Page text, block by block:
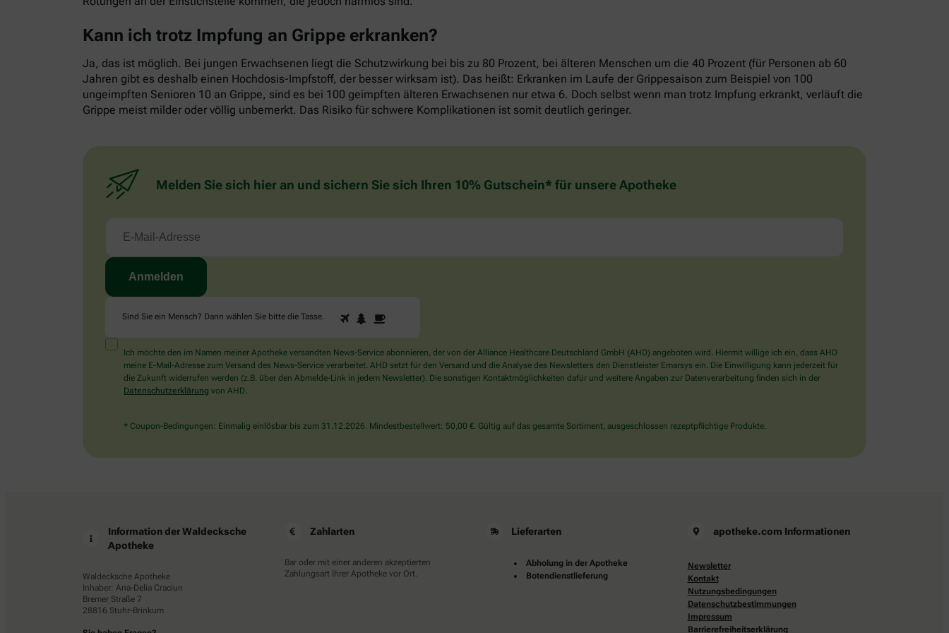
Kann ich trotz Impfung an Grippe erkranken?
Ja, das ist möglich. Bei jungen Erwachsenen liegt die Schutzwirkung bei bis zu 80 Prozent, bei älteren Menschen um die 40 Prozent (für Personen ab 60
Jahren gibt es deshalb einen Hochdosis-Impfstoff, der besser wirksam ist). Das heißt: Erkranken im Laufe der Grippesaison zum Beispiel von 100
ungeimpften Senioren 10 an Grippe, sind es bei 100 geimpften älteren Erwachsenen nur etwa 6. Doch selbst wenn man trotz Impfung erkrankt, verläuft die
Grippe meist milder oder völlig unbemerkt. Das Risiko für schwere Komplikationen ist somit deutlich geringer.
Melden Sie sich hier an und sichern Sie sich Ihren 10% Gutschein* für unsere Apotheke
Sind Sie ein Mensch? Dann wählen Sie bitte die Tasse.
Sind
Sie
Mensch?
Dann
wählen
Tasse.
1 2
Ich möchte den im Namen meiner Apotheke versandten News-Service abonnieren, der von der Alliance Healthcare Deutschland GmbH (AHD) angeboten wird. Hiermit willige ich ein, dass AHD
meine E-Mail-Adresse zum Versand des News-Service verarbeitet. AHD setzt für den Versand und die Analyse des Newsletters den Dienstleister Emarsys ein. Die Einwilligung kann jederzeit für
die Zukunft widerrufen werden (z.B. über den Abmelde-Link in jedem Newsletter). Die sonstigen Kontaktmöglichkeiten dafür und weitere Angaben zur Datenverarbeitung finden sich in der
Datenschutzerklärung von AHD.
* Coupon-Bedingungen: Einmalig einlösbar bis zum 31.12.2026. Mindestbestellwert: 50,00 €. Gültig auf das gesamte Sortiment, ausgeschlossen rezeptpflichtige Produkte.
Information der Waldecksche
Apotheke
Waldecksche Apotheke
Inhaber: Ana-Delia Craciun
Bremer Straße 7
28816 Stuhr-Brinkum
Zahlarten
Bar oder mit einer anderen akzeptierten
Zahlungsart Ihrer Apotheke vor Ort.
Lieferarten
Abholung in der Apotheke
Botendienstlieferung
apotheke.com Informationen
Newsletter
Kontakt
Nutzungsbedingungen
Datenschutzbestimmungen
Impressum
Barrierefreiheitserklärung